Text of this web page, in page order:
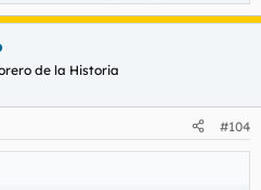
de la Historia
#104